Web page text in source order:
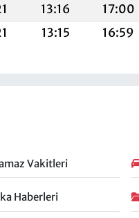
13:16 17:00
13:15 16:59
Vakitleri
Haberleri